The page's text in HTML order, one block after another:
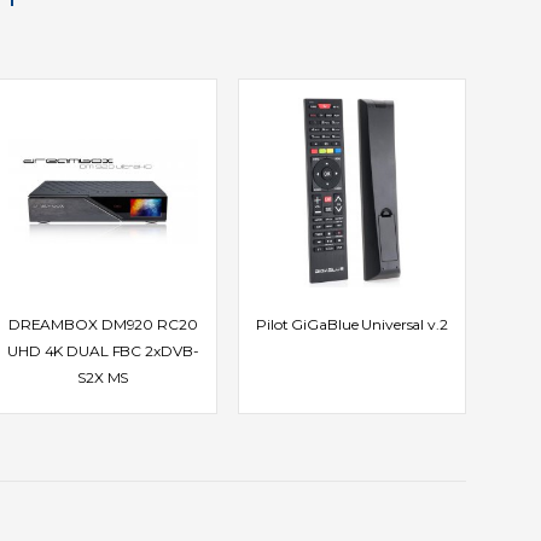
DREAMBOX DM920 RC20
UHD 4K DUAL FBC 2xDVB-
S2X MS
Pilot GiGaBlue Universal v.2